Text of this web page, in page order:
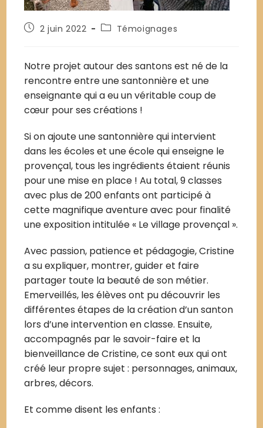
2 juin 2022 Témoignages
Notre projet autour des santons est né de la
rencontre entre une santonnière et une
enseignante qui a eu un véritable coup de
cœur pour ses créations !
Si on ajoute une santonnière qui intervient
dans les écoles et une école qui enseigne le
provençal, tous les ingrédients étaient réunis
pour une mise en place ! Au total, 9 classes
avec plus de 200 enfants ont participé à
cette magnifique aventure avec pour finalité
une exposition intitulée « Le village provençal ».
Avec passion, patience et pédagogie, Cristine
a su expliquer, montrer, guider et faire
partager toute la beauté de son métier.
Emerveillés, les élèves ont pu découvrir les
différentes étapes de la création d’un santon
lors d’une intervention en classe. Ensuite,
accompagnés par le savoir-faire et la
bienveillance de Cristine, ce sont eux qui ont
créé leur propre sujet : personnages, animaux,
arbres, décors.
Et comme disent les enfants :